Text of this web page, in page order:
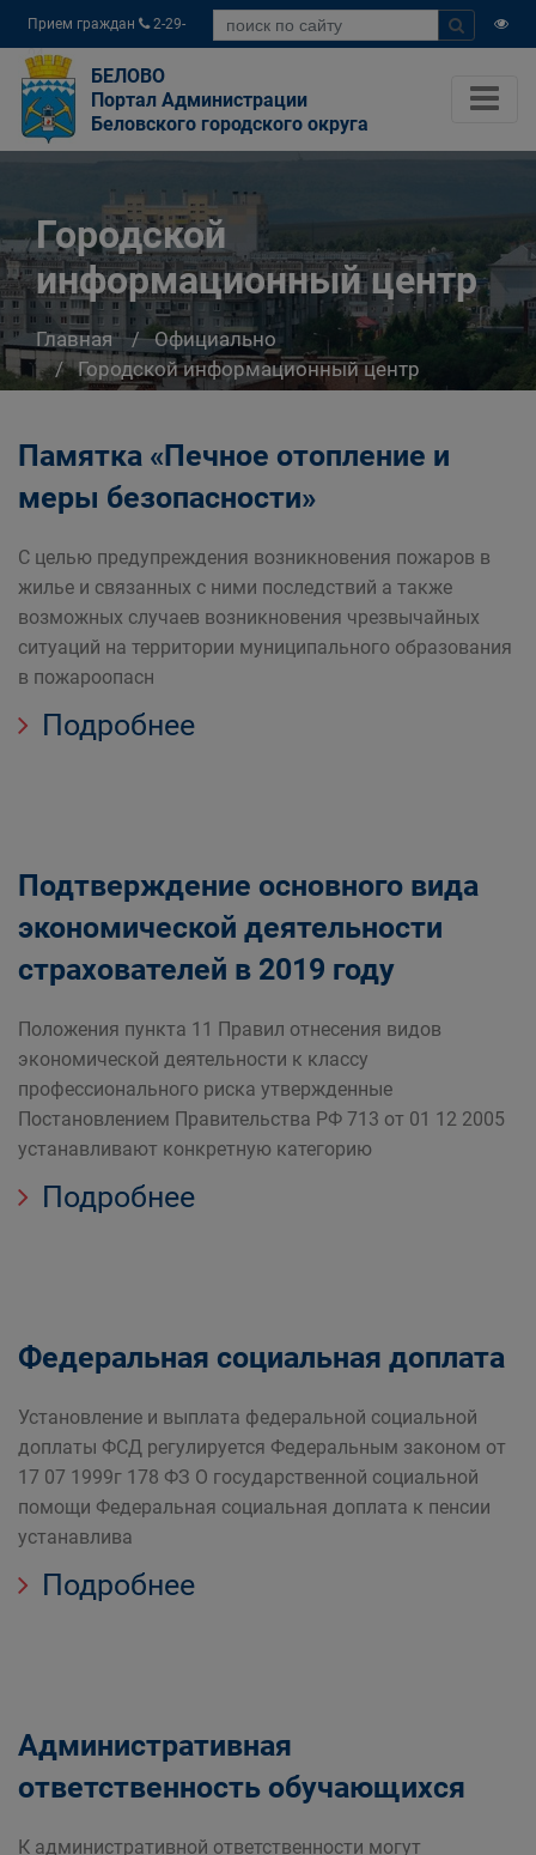
Прием граждан
2-29-
04
БЕЛОВО
Портал Администрации
Беловского городского округа
Городской
информационный центр
Главная
Официально
Городской информационный центр
Памятка «Печное отопление и
меры безопасности»
С целью предупреждения возникновения пожаров в
жилье и связанных с ними последствий а также
возможных случаев возникновения чрезвычайных
ситуаций на территории муниципального образования
в пожароопасн
Подробнее
Подтверждение основного вида
экономической деятельности
страхователей в 2019 году
Положения пункта 11 Правил отнесения видов
экономической деятельности к классу
профессионального риска утвержденные
Постановлением Правительства РФ 713 от 01 12 2005
устанавливают конкретную категорию
Подробнее
Федеральная социальная доплата
Установление и выплата федеральной социальной
доплаты ФСД регулируется Федеральным законом от
17 07 1999г 178 ФЗ О государственной социальной
помощи Федеральная социальная доплата к пенсии
устанавлива
Подробнее
Административная
ответственность обучающихся
К административной ответственности могут